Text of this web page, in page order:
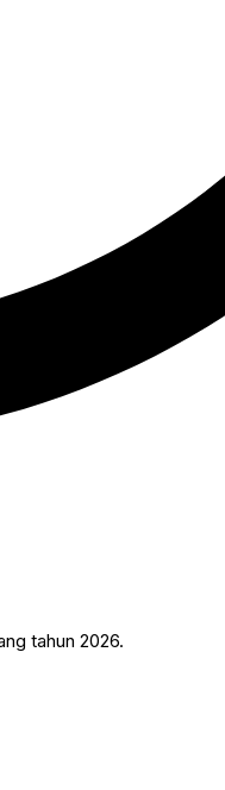
tahun 2026.